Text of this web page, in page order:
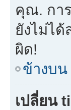
คุณ. กา
ยังไม่ไ
ผิด!
ข้างบน
เปลี่ยน